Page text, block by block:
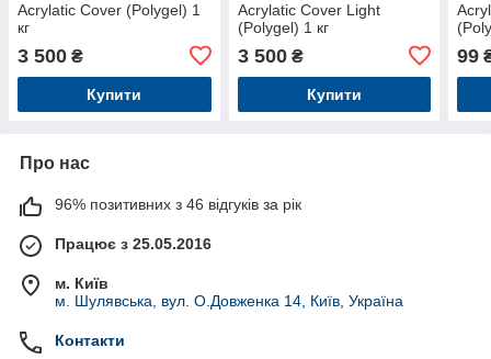
Acrylatic Cover (Polygel) 1
кг
3 500 ₴
Купити
Acrylatic Cover Light
(Polygel) 1 кг
3 500₴
Купити
99
Про нас
96% позитивних з 46 відгуків за рік
Працює з 25.05.2016
м. Київ
м. Шулявська, вул. О.Довженка 14, Київ, Україна
Контакти